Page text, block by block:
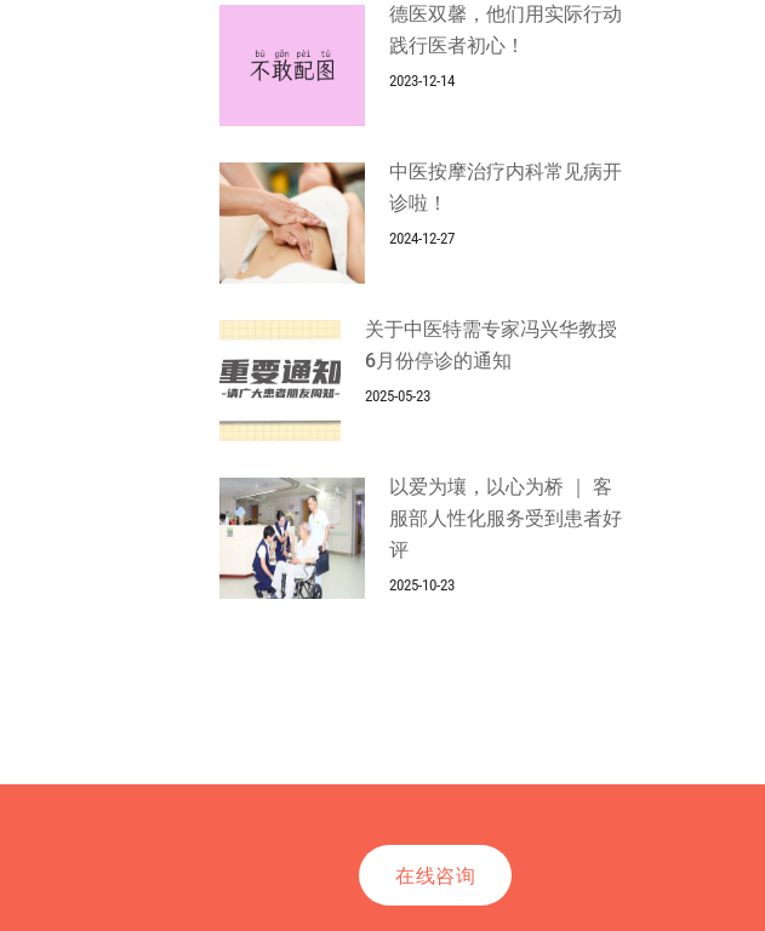
德医双馨，他们用实际行动
践行医者初心！
2023-12-14
中医按摩治疗内科常见病开
诊啦！
2024-12-27
关于中医特需专家冯兴华教授
6月份停诊的通知
2025-05-23
以爱为壤，以心为桥 ｜ 客
服部人性化服务受到患者好
评
2025-10-23
在线咨询